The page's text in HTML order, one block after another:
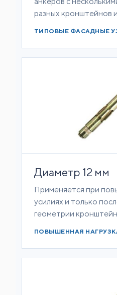
разных кронштейнов
ТИПОВЫЕ ФАСАДНЫЕ
Диаметр 12 мм
Применяется при
усилиях и только
геометрии
ПОВЫШЕННАЯ